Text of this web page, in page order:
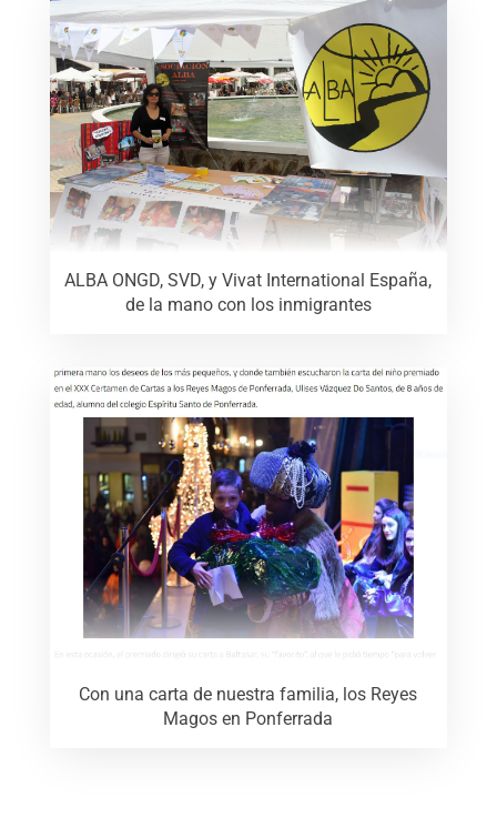
ALBA ONGD, SVD, y Vivat International España,
de la mano con los inmigrantes
Con una carta de nuestra familia, los Reyes
Magos en Ponferrada